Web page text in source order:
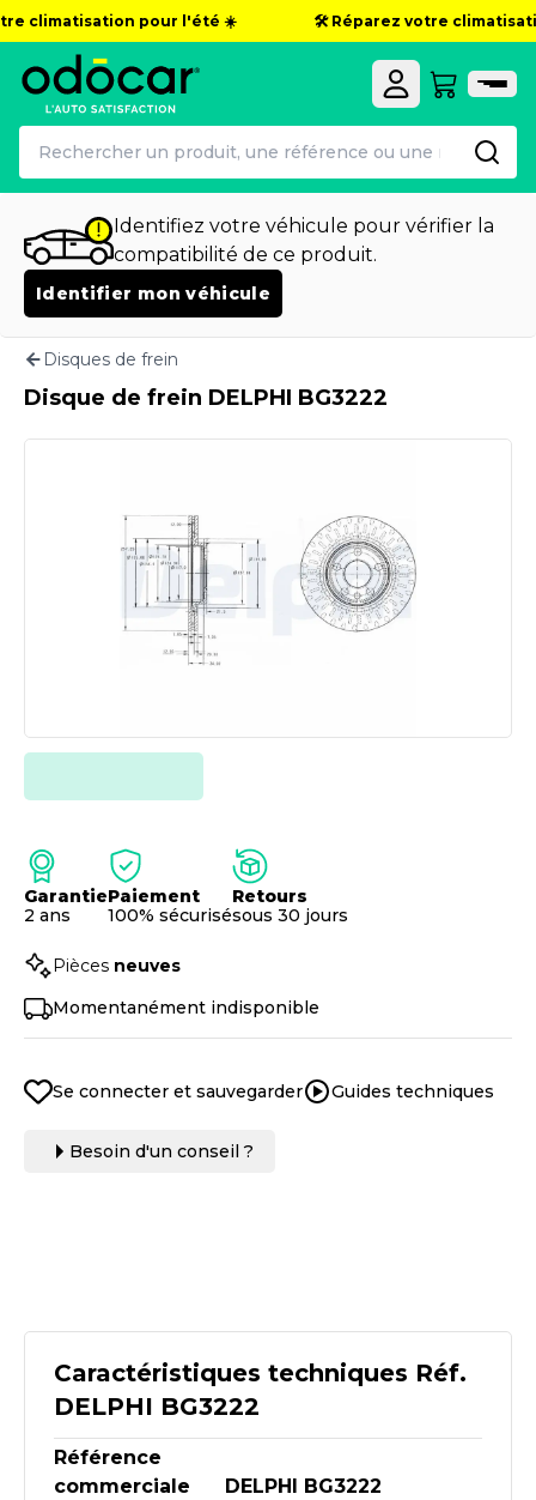
climatisation pour l'été ☀️ 🛠️ Réparez votre
Identifiez votre véhicule pour vérifier la
compatibilité de ce produit.
Identifier mon véhicule
Disques de frein
Caractéristiques techniques Réf.
DELPHI BG3222
Référence
commerciale
DELPHI BG3222
Disque de frein DELPHI BG3222
Garantie
2 ans
Paiement
100% sécurisé
Retours
sous 30 jours
Pièces neuves
Momentanément indisponible
Se connecter et sauvegarder Guides techniques
Besoin d'un conseil ?